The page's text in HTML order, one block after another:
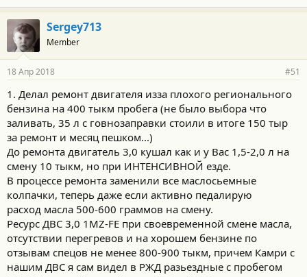
Sergey713
Member
18 Апр 2018 #51
1. Делал ремонт двигателя изза плохого регионального
бензина на 400 тыкм пробега (не было выбора что
заливать, 35 л с говнозаправки стоили в итоге 150 тыр
за ремонт и месяц пешком...)
До ремонта двигатель 3,0 кушал как и у Вас 1,5-2,0 л на
смену 10 тыкм, но при ИНТЕНСИВНОЙ езде.
В процессе ремонта заменили все маслосьемные
колпачки, теперь даже если активно педалирую
расход масла 500-600 граммов на смену.
Ресурс ДВС 3,0 1MZ-FE при своевременной смене масла,
отсутствии перегревов и на хорошем бензине по
отзывам спецов не менее 800-900 тыкм, причем Камри с
нашим ДВС я сам видел в РЖД разьездные с пробегом